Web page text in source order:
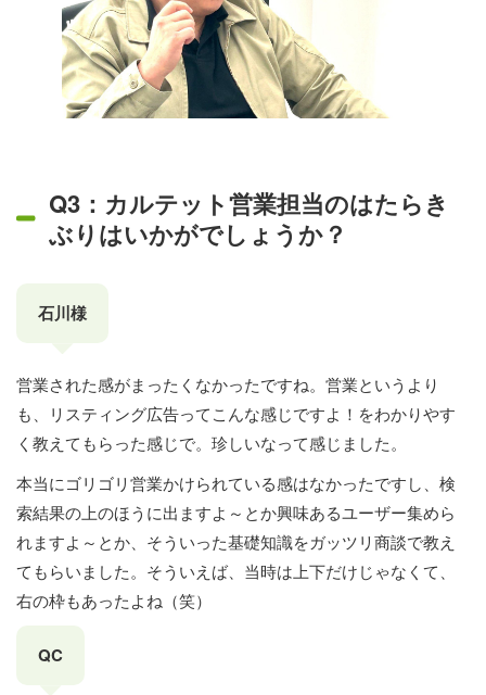
Q3：カルテット営業担当のはたらき
ぶりはいかがでしょうか？
石川様
営業された感がまったくなかったですね。営業というより
も、リスティング広告ってこんな感じですよ！をわかりやす
く教えてもらった感じで。珍しいなって感じました。
本当にゴリゴリ営業かけられている感はなかったですし、検
索結果の上のほうに出ますよ～とか興味あるユーザー集めら
れますよ～とか、そういった基礎知識をガッツリ商談で教え
てもらいました。そういえば、当時は上下だけじゃなくて、
右の枠もあったよね（笑）
QC